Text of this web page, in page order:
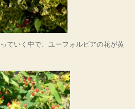
ていく中で、ユーフォルビアの花が黄